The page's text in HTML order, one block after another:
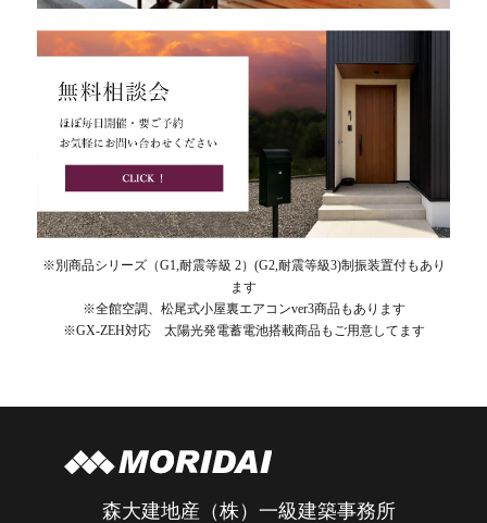
※別商品シリーズ（G1,耐震等級 2）(G2,耐震等級3)制振装置付もあり
ます
※全館空調、松尾式小屋裏エアコンver3商品もあります
※GX-ZEH対応 太陽光発電蓄電池搭載商品もご用意してます
森大建地産（株）一級建築事務所